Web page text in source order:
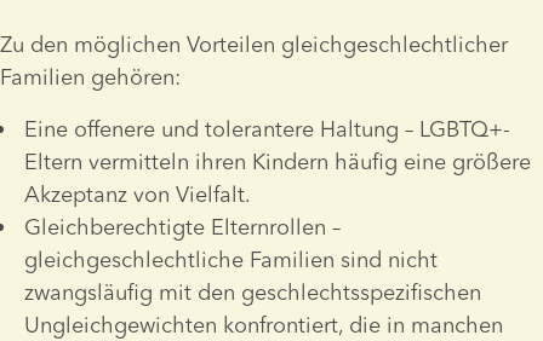
Zu den möglichen Vorteilen gleichgeschlechtlicher
Familien gehören:
Eine offenere und tolerantere Haltung – LGBTQ+-
Eltern vermitteln ihren Kindern häufig eine größere
Akzeptanz von Vielfalt.
Gleichberechtigte Elternrollen –
gleichgeschlechtliche Familien sind nicht
zwangsläufig mit den geschlechtsspezifischen
Ungleichgewichten konfrontiert, die in manchen